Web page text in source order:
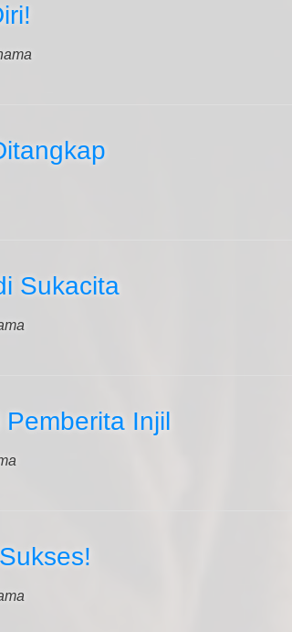
Sukacita
Injil